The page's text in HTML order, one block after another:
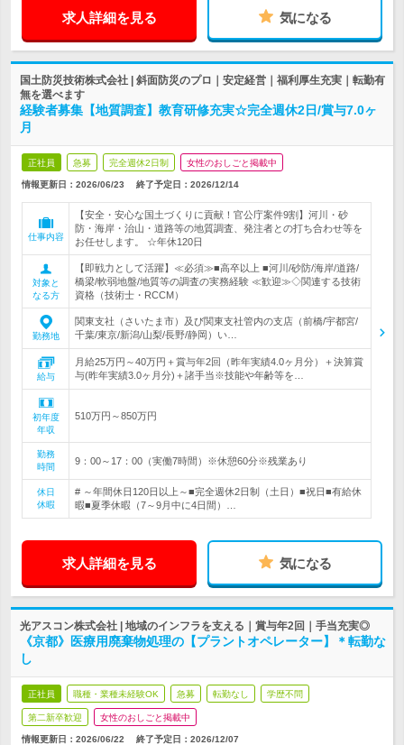
求人詳細を見る 気になる
国土防災技術株式会社 | 斜面防災のプロ｜安定経営｜福利厚生充実｜転勤有
無を選べます
経験者募集【地質調査】教育研修充実☆完全週休2日/賞与7.0ヶ
月
正社員 急募 完全週休2日制 女性のおしごと掲載中
情報更新日：2026/06/23 終了予定日： 2026/12/14
仕事内容
【安全・安心な国土づくりに貢献！官公庁案件9割】河川・砂
防・海岸・治山・道路等の地質調査、発注者との打ち合わせ等を
お任せします。 ☆年休120日
対象と
なる方
【即戦力として活躍】≪必須≫■高卒以上 ■河川/砂防/海岸/道路/
橋梁/軟弱地盤/地質等の調査の実務経験 ≪歓迎≫◇関連する技術
資格（技術士・RCCM）
勤務地
関東支社（さいたま市）及び関東支社管内の支店（前橋/宇都宮/
千葉/東京/新潟/山梨/長野/静岡）い…
給与
月給25万円～40万円＋賞与年2回（昨年実績4.0ヶ月分）＋決算賞
与(昨年実績3.0ヶ月分)＋諸手当※技能や年齢等を…
初年度
年収
510万円～850万円
勤務
時間
9：00～17：00（実働7時間）※休憩60分※残業あり
休日
休暇
# ～年間休日120日以上～■完全週休2日制（土日）■祝日■有給休
暇■夏季休暇（7～9月中に4日間）…
求人詳細を見る 気になる
光アスコン株式会社 | 地域のインフラを支える｜賞与年2回｜手当充実◎
《京都》医療用廃棄物処理の【プラントオペレーター】＊転勤な
し
正社員 職種・業種未経験OK 急募 転勤なし 学歴不問
第二新卒歓迎 女性のおしごと掲載中
情報更新日：2026/06/22 終了予定日： 2026/12/07